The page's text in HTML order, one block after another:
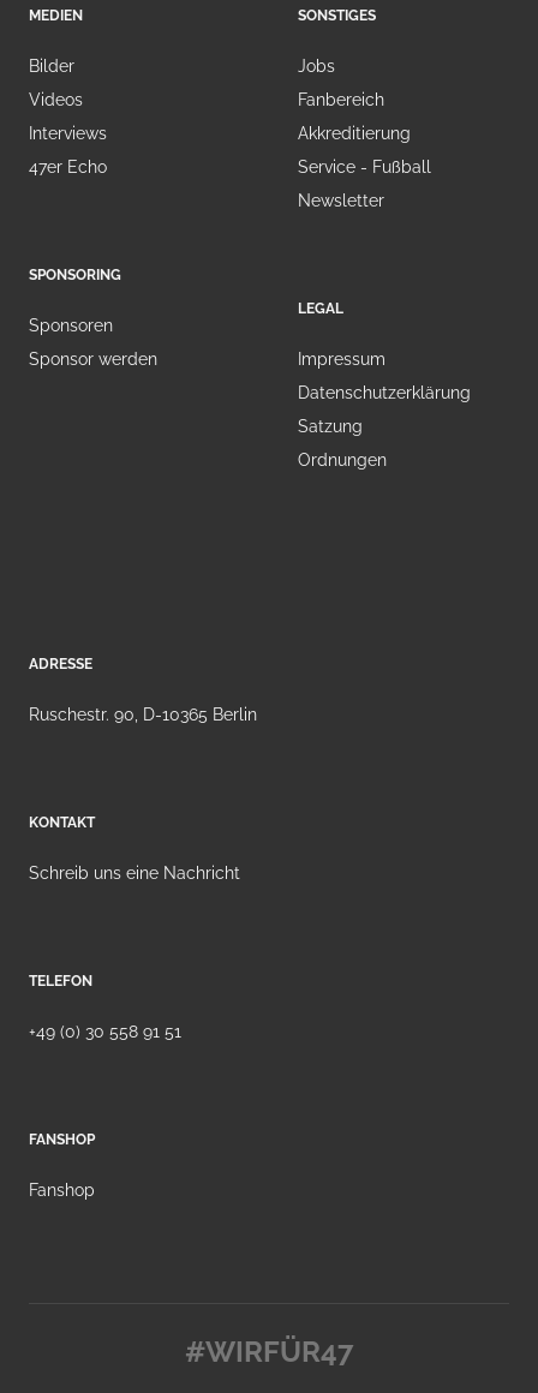
MEDIEN
Bilder
Videos
Interviews
47er Echo
SPONSORING
Sponsoren
Sponsor werden
SONSTIGES
Jobs
Fanbereich
Akkreditierung
Service - Fußball
Newsletter
LEGAL
Impressum
Datenschutzerklärung
Satzung
Ordnungen
ADRESSE
Ruschestr. 90, D-10365 Berlin
KONTAKT
Schreib uns eine Nachricht
TELEFON
+49 (0) 30 558 91 51
FANSHOP
Fanshop
#WIRFÜR47